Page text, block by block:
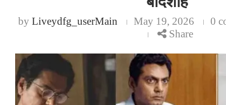
by Liveydfg_userMain May 19, 2026
0
Share